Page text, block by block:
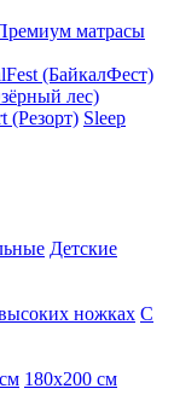
матрасы
(БайкалФест)
лес)
(Резорт) Sleep
Детские
ножках С
180х200 см